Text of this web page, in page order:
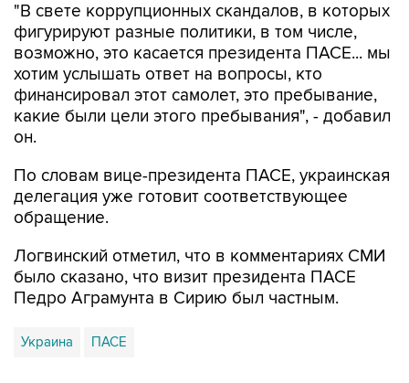
"В свете коррупционных скандалов, в которых
фигурируют разные политики, в том числе,
возможно, это касается президента ПАСЕ... мы
хотим услышать ответ на вопросы, кто
финансировал этот самолет, это пребывание,
какие были цели этого пребывания", - добавил
он.
По словам вице-президента ПАСЕ, украинская
делегация уже готовит соответствующее
обращение.
Логвинский отметил, что в комментариях СМИ
было сказано, что визит президента ПАСЕ
Педро Аграмунта в Сирию был частным.
Украина ПАСЕ